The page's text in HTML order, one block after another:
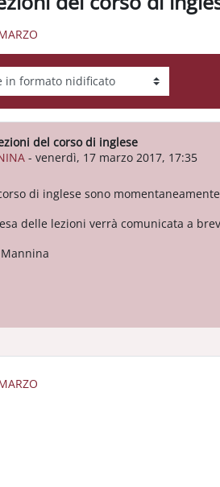
del corso di inglese
- venerdì, 17 marzo 2017, 17:35
0
di inglese sono
delle lezioni verrà comunicata a